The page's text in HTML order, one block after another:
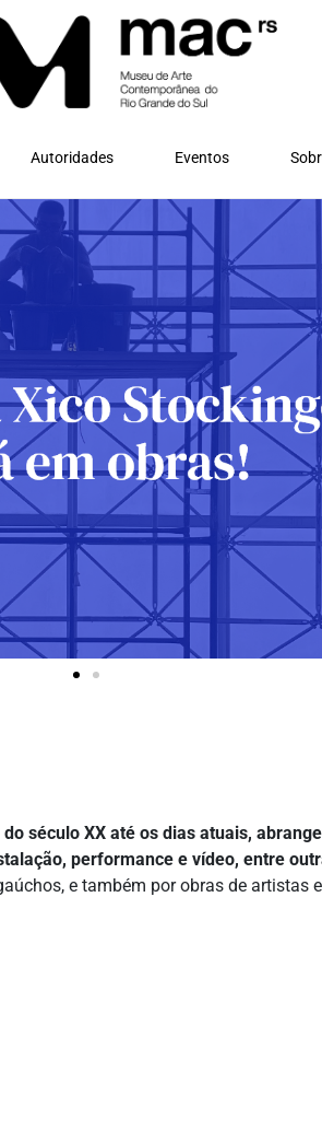
Autoridades Eventos
século XX até os dias atuais,
performance e vídeo, entre
e também por obras de artistas